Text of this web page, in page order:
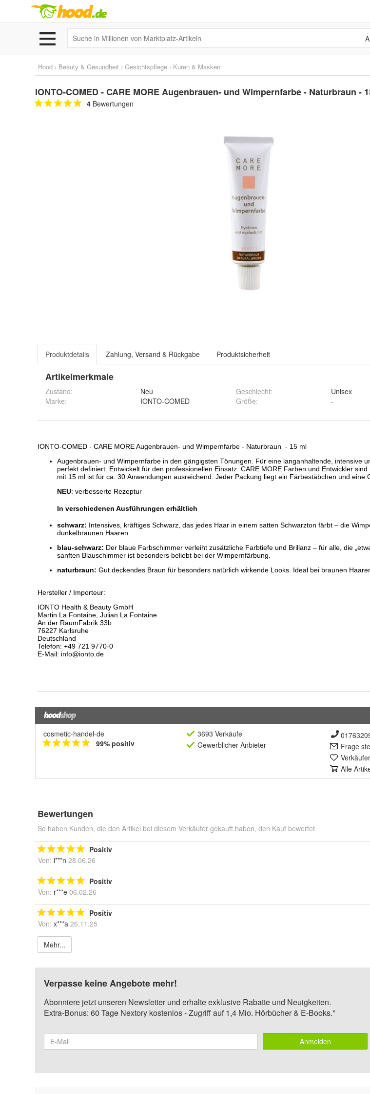
Hood › Beauty & Gesundheit › Gesichtspflege › Kuren & Masken
IONTO-COMED - CARE MORE Augenbrauen- und Wimpernfarbe - Naturbraun -
4 Bewertungen
Produktdetails Zahlung, Versand & Rückgabe Produktsicherheit
Artikelmerkmale
Zustand:
Neu
Marke:
IONTO-COMED
Geschlecht:
Unisex
Größe: -
cosmetic-handel-de
99% positiv
3693 Verkäufe
Gewerblicher Anbieter
Frage
Alle
Bewertungen
So haben Kunden, die den Artikel bei diesem Verkäufer gekauft haben, den Kauf bewertet.
Positiv
Von: i***n 28.06.26
Positiv
Von: r***e 06.02.26
Positiv
Von: x***a 26.11.25
Mehr...
Verpasse keine Angebote mehr!
Abonniere jetzt unseren Newsletter und erhalte exklusive Rabatte und Neuigkeiten.
Extra-Bonus: 60 Tage Nextory kostenlos - Zugriff auf 1,4 Mio. Hörbücher & E-Books.*
Anmelden